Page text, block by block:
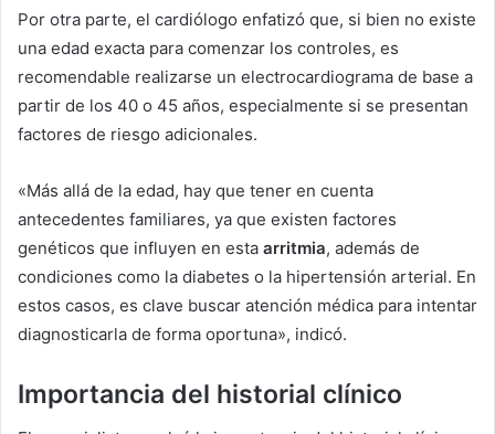
Por otra parte, el cardiólogo enfatizó que, si bien no existe
una edad exacta para comenzar los controles, es
recomendable realizarse un electrocardiograma de base a
partir de los 40 o 45 años, especialmente si se presentan
factores de riesgo adicionales.
«Más allá de la edad, hay que tener en cuenta
antecedentes familiares, ya que existen factores
genéticos que influyen en esta arritmia, además de
condiciones como la diabetes o la hipertensión arterial. En
estos casos, es clave buscar atención médica para intentar
diagnosticarla de forma oportuna», indicó.
Importancia del historial clínico